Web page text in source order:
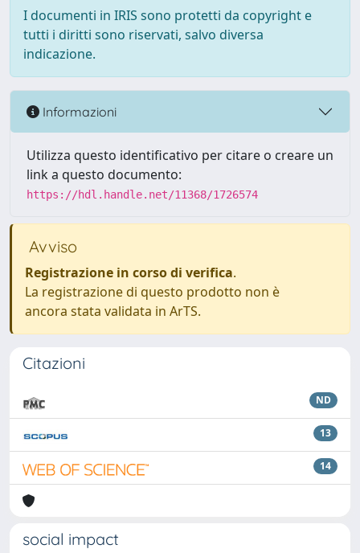
I documenti in IRIS sono protetti da copyright e
tutti i diritti sono riservati, salvo diversa
indicazione.
Informazioni
Utilizza questo identificativo per citare o creare un
link a questo documento:
https://hdl.handle.net/11368/1726574
Avviso
Registrazione in corso di verifica.
La registrazione di questo prodotto non è
ancora stata validata in ArTS.
Citazioni
ND
13
14
social impact